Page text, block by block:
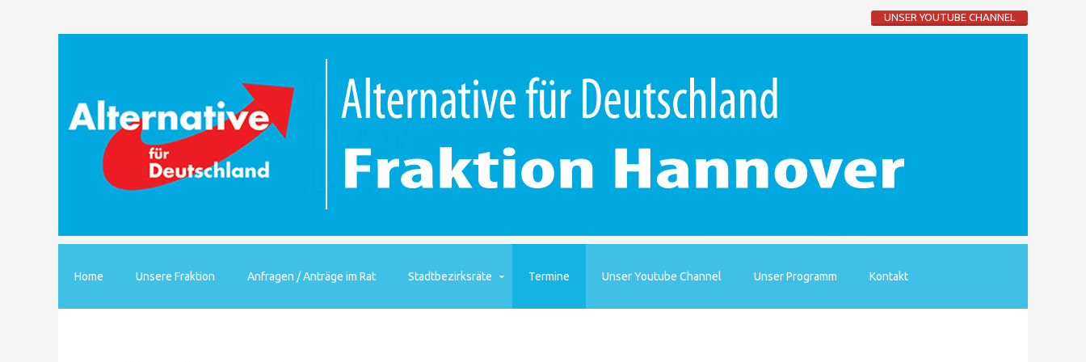
UNSER YOUTUBE CHANNEL
Home Unsere Fraktion Anfragen / Anträge im Rat Stadtbezirksräte Termine Unser Youtube Channel Unser Programm Kontakt